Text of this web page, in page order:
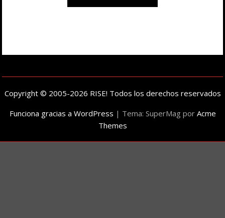
Copyright © 2005-2026 RISE! Todos los derechos reservados
Funciona gracias a WordPress | Tema: SuperMag por Acme
Themes